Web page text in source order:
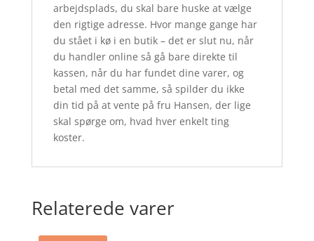
arbejdsplads, du skal bare huske at vælge
den rigtige adresse. Hvor mange gange har
du stået i kø i en butik – det er slut nu, når
du handler online så gå bare direkte til
kassen, når du har fundet dine varer, og
betal med det samme, så spilder du ikke
din tid på at vente på fru Hansen, der lige
skal spørge om, hvad hver enkelt ting
koster.
Relaterede varer